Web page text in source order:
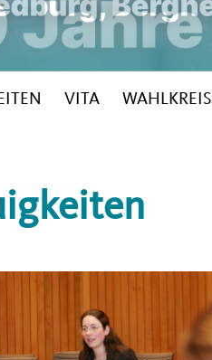
VITA WAHLKREIS